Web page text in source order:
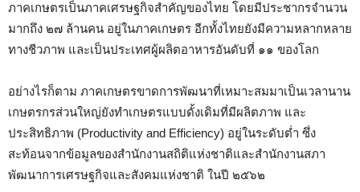
ภาคเกษตรเป็นภาคเศรษฐกิจสำคัญของไทย โดยมีประชากรจำนวน
มากถึง ๒๗ ล้านคน อยู่ในภาคเกษตร อีกทั้งไทยยังมีความหลากหลาย
ทางชีวภาพ และเป็นประเทศผู้ผลิตอาหารอันดับที่ ๑๑ ของโลก
อย่างไรก็ตาม ภาคเกษตรขาดการพัฒนาที่เหมาะสมมาเป็นเวลานาน
เกษตรกรส่วนใหญ่ยังทำเกษตรแบบดั้งเดิมที่มีผลิตภาพ และ
ประสิทธิภาพ (Productivity and Efficiency) อยู่ในระดับต่ำ ซึ่ง
สะท้อนจากข้อมูลของสำนักงานสถิติแห่งชาติและสำนักงานสภา
พัฒนาการเศรษฐกิจและสังคมแห่งชาติ ในปี ๒๕๖๒